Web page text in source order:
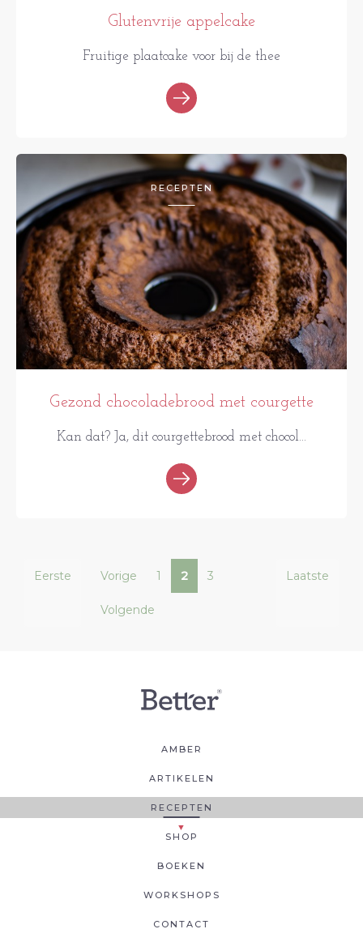
Glutenvrije appelcake
Fruitige plaatcake voor bij de thee
RECEPTEN
Gezond chocoladebrood met courgette
Kan dat? Ja, dit courgettebrood met chocol...
Eerste Vorige 1 2 3
Volgende
Laatste
AMBER
ARTIKELEN
RECEPTEN
SHOP
BOEKEN
WORKSHOPS
CONTACT